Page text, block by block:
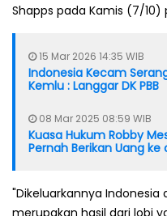
Shapps pada Kamis (7/10)
15 Mar 2026 14:35 WIB
Indonesia Kecam
Kemlu : Langgar DK PBB
08 Mar 2025 08:59 WIB
Kuasa Hukum Robby
Pernah Berikan Uang ke
"Dikeluarkannya Indonesia
merupakan hasil dari lobi